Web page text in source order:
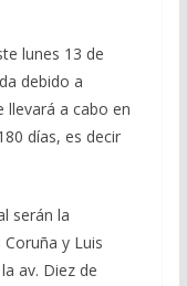
lunes 13 de
debido a
llevará a cabo en
días, es decir
serán la
y Luis
av. Diez de